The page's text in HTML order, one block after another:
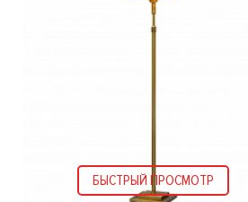
БЫСТРЫЙ ПРОСМОТР